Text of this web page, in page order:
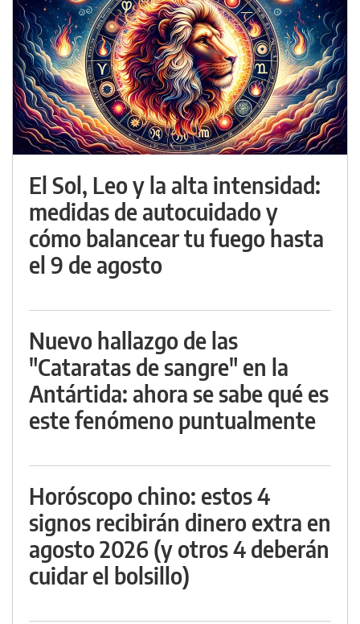
El Sol, Leo y la alta intensidad:
medidas de autocuidado y
cómo balancear tu fuego hasta
el 9 de agosto
Nuevo hallazgo de las
"Cataratas de sangre" en la
Antártida: ahora se sabe qué es
este fenómeno puntualmente
Horóscopo chino: estos 4
signos recibirán dinero extra en
agosto 2026 (y otros 4 deberán
cuidar el bolsillo)